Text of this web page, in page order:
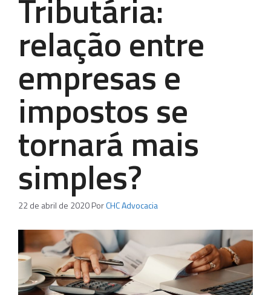
Tributária:
relação entre
empresas e
impostos se
tornará mais
simples?
22 de abril de 2020PorCHC Advocacia